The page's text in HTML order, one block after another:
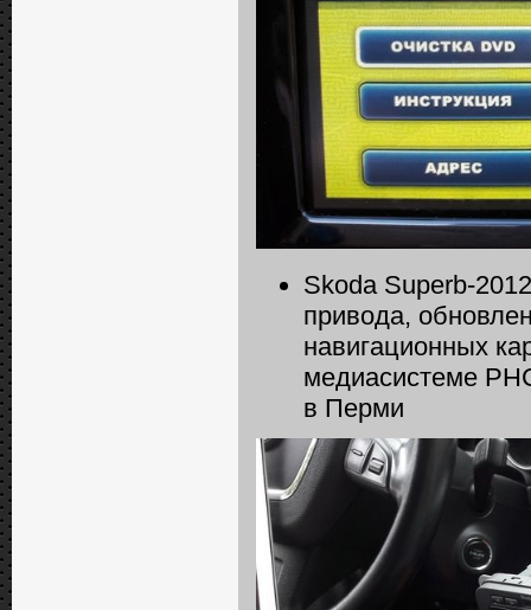
Skoda Superb-
привода,
навигационных
медиасистеме
в Перми